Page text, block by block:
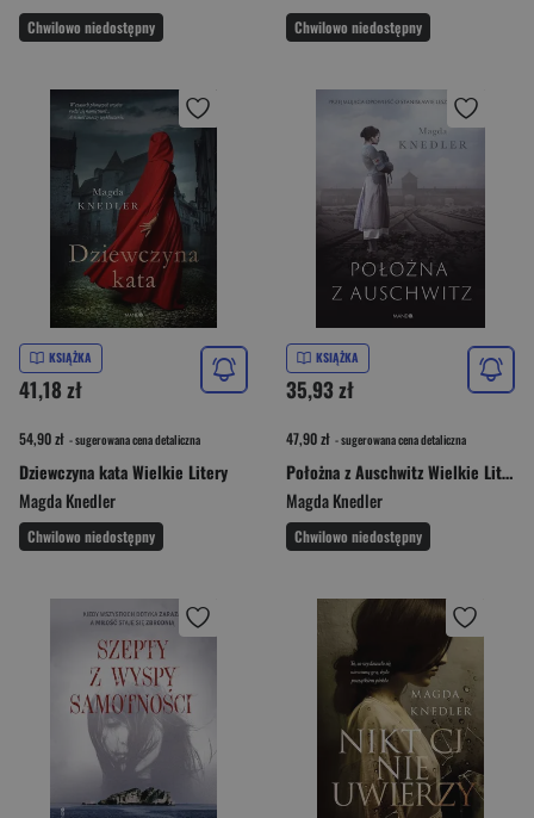
Chwilowo niedostępny
Chwilowo niedostępny
KSIĄŻKA
41,18 zł
54,90 zł - sugerowana cena detaliczna
Dziewczyna kata Wielkie Litery
Magda Knedler
Chwilowo niedostępny
KSIĄŻKA
35,93 zł
47,90 zł - sugerowana cena detaliczna
Położna z Auschwitz Wielkie Litery
Magda Knedler
Chwilowo niedostępny